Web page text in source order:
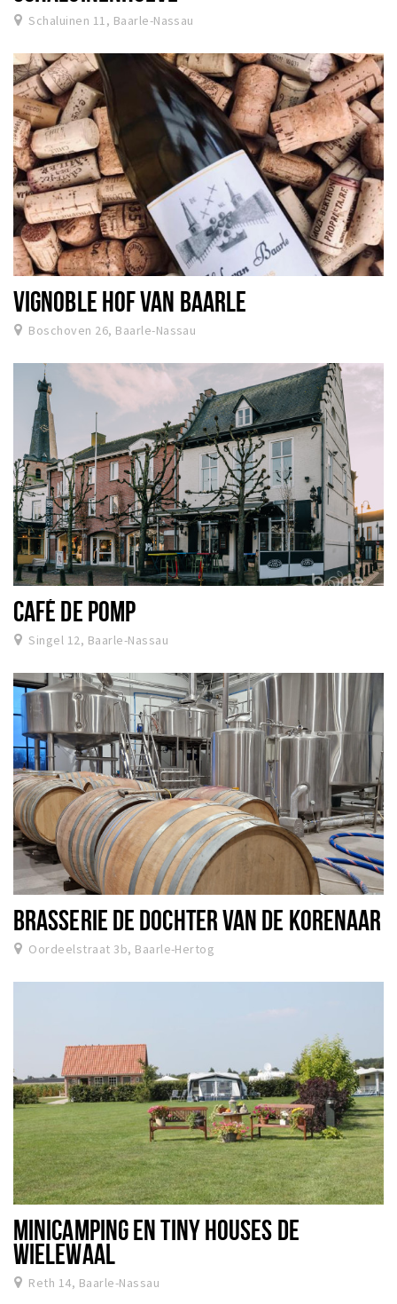
Schaluinen 11, Baarle-Nassau
VIGNOBLE HOF VAN BAARLE
Boschoven 26, Baarle-Nassau
CAFÉ DE POMP
Singel 12, Baarle-Nassau
BRASSERIE DE DOCHTER VAN DE KORENAAR
Oordeelstraat 3b, Baarle-Hertog
MINICAMPING EN TINY HOUSES DE
WIELEWAAL
Reth 14, Baarle-Nassau